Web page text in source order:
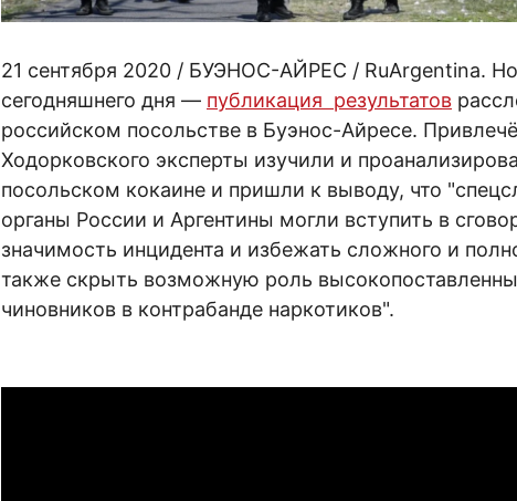
21 сентября 2020 / БУЭНОС-АЙРЕС / RuArgentina.
сегодняшнего дня — публикация результатов
российском посольстве в Буэнос-Айресе.
Ходорковского эксперты изучили и
посольском кокаине и пришли к выводу, что
органы России и Аргентины могли вступить в
значимость инцидента и избежать сложного и
также скрыть возможную роль
чиновников в контрабанде наркотиков".